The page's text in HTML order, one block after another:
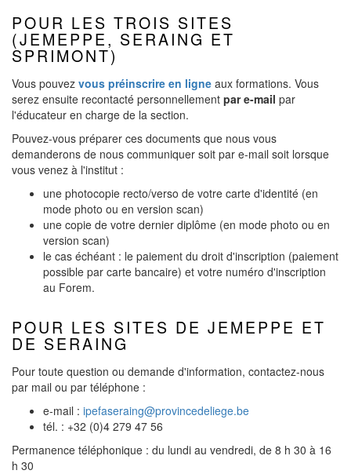
POUR LES TROIS SITES
(JEMEPPE, SERAING ET
SPRIMONT)
Vous pouvez vous préinscrire en ligne aux formations. Vous
serez ensuite recontacté personnellement par e-mail par
l'éducateur en charge de la section.
Pouvez-vous préparer ces documents que nous vous
demanderons de nous communiquer soit par e-mail soit lorsque
vous venez à l'institut :
une photocopie recto/verso de votre carte d'identité (en
mode photo ou en version scan)
une copie de votre dernier diplôme (en mode photo ou en
version scan)
le cas échéant : le paiement du droit d'inscription (paiement
possible par carte bancaire) et votre numéro d'inscription
au Forem.
POUR LES SITES DE JEMEPPE ET
DE SERAING
Pour toute question ou demande d'information, contactez-nous
par mail ou par téléphone :
e-mail : ipefaseraing@provincedeliege.be
tél. : +32 (0)4 279 47 56
Permanence téléphonique : du lundi au vendredi, de 8 h 30 à 16
h 30